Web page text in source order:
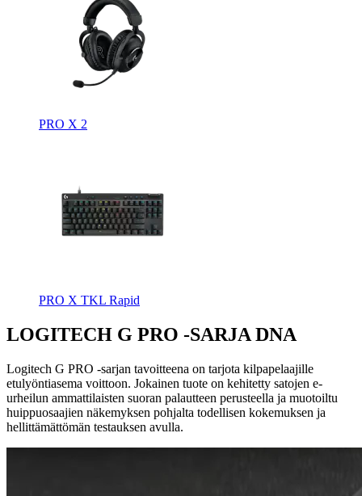
PRO X 2
PRO X TKL Rapid
LOGITECH G PRO -SARJA DNA
Logitech G PRO -sarjan tavoitteena on tarjota kilpapelaajille
etulyöntiasema voittoon. Jokainen tuote on kehitetty satojen e-
urheilun ammattilaisten suoran palautteen perusteella ja muotoiltu
huippuosaajien näkemyksen pohjalta todellisen kokemuksen ja
hellittämättömän testauksen avulla.